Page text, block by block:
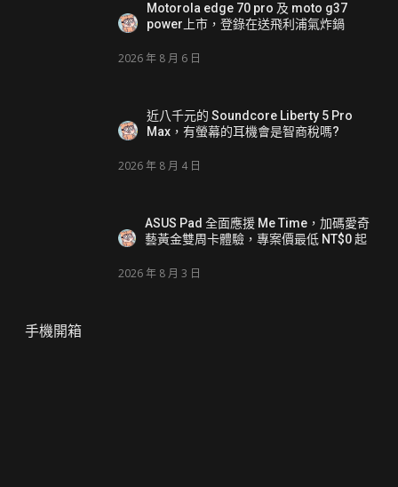
Motorola edge 70 pro 及 moto g37
power上市，登錄在送飛利浦氣炸鍋
2026 年 8 月 6 日
近八千元的 Soundcore Liberty 5 Pro
Max，有螢幕的耳機會是智商稅嗎?
2026 年 8 月 4 日
ASUS Pad 全面應援 Me Time，加碼愛奇
藝黃金雙周卡體驗，專案價最低 NT$0 起
2026 年 8 月 3 日
手機開箱